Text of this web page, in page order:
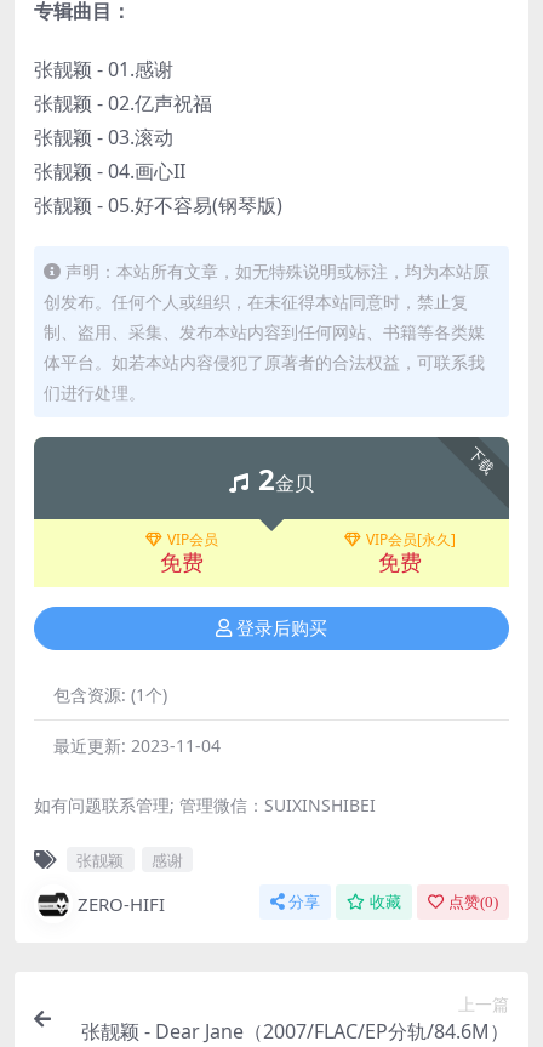
专辑曲目：
张靓颖 - 01.感谢
张靓颖 - 02.亿声祝福
张靓颖 - 03.滚动
张靓颖 - 04.画心II
张靓颖 - 05.好不容易(钢琴版)
声明：本站所有文章，如无特殊说明或标注，均为本站原
创发布。任何个人或组织，在未征得本站同意时，禁止复
制、盗用、采集、发布本站内容到任何网站、书籍等各类媒
体平台。如若本站内容侵犯了原著者的合法权益，可联系我
们进行处理。
下载
2金贝
VIP会员
免费
VIP会员[永久]
免费
登录后购买
包含资源: (1个)
最近更新: 2023-11-04
如有问题联系管理; 管理微信：SUIXINSHIBEI
张靓颖 感谢
ZERO-HIFI 分享 收藏 点赞(0)
上一篇
张靓颖 - Dear Jane（2007/FLAC/EP分轨/84.6M）